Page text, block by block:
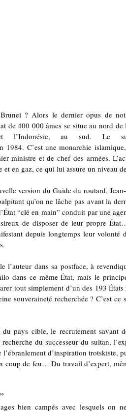
? Alors le dernier opus de
de 400 000 âmes se situe au nord
au sud. Le
1984. C’est une monarchie
ministre et de chef des armées.
en gaz, ce qui lui assure un niveau
version du Guide du routard.
qu’on ne lâche pas avant la
“clé en main” conduit par une
de disposer de leur propre
depuis longtemps leur volonté
l’auteur dans sa postface, à
dans ce même État, mais le
tout simplement d’un des 193
souveraineté recherchée ? C’est ce
du pays cible, le recrutement savant
du successeur du sultan,
d’inspiration trotskiste,
coup de feu… Du travail d’expert,
bien campés avec lesquels on